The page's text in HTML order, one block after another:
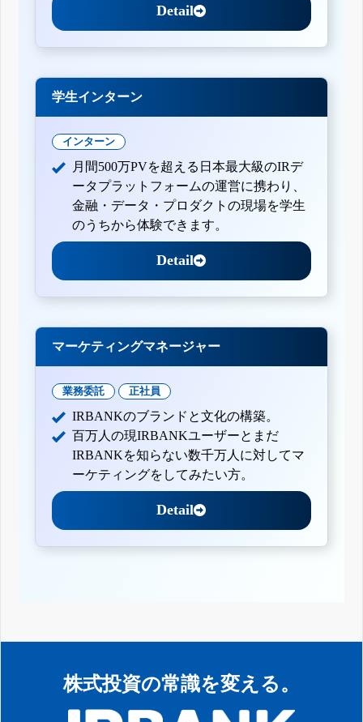
Detail
学生インターン
インターン
月間500万PVを超える日本最大級のIRデ
ータプラットフォームの運営に携わり、
金融・データ・プロダクトの現場を学生
のうちから体験できます。
Detail
マーケティングマネージャー
業務委託 正社員
IRBANKのブランドと文化の構築。
百万人の現IRBANKユーザーとまだ
IRBANKを知らない数千万人に対してマ
ーケティングをしてみたい方。
Detail
株式投資の常識を変える。